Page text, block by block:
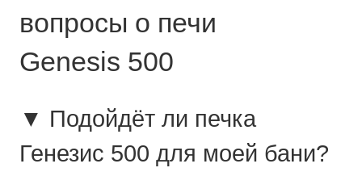
вопросы о печи
Genesis 500
▼ Подойдёт ли печка
Генезис 500 для моей бани?